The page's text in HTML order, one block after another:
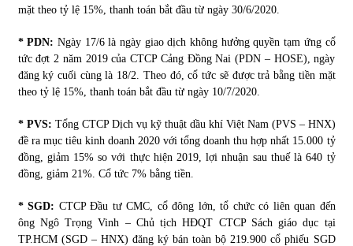
mặt theo tỷ lệ 15%, thanh toán bắt đầu từ ngày 30/6/2020.
* PDN: Ngày 17/6 là ngày giao dịch không hưởng quyền tạm ứng cổ
tức đợt 2 năm 2019 của CTCP Cảng Đồng Nai (PDN – HOSE), ngày
đăng ký cuối cùng là 18/2. Theo đó, cổ tức sẽ được trả bằng tiền mặt
theo tỷ lệ 15%, thanh toán bắt đầu từ ngày 10/7/2020.
* PVS: Tổng CTCP Dịch vụ kỹ thuật dầu khí Việt Nam (PVS – HNX)
đề ra mục tiêu kinh doanh 2020 với tổng doanh thu hợp nhất 15.000 tỷ
đồng, giảm 15% so với thực hiện 2019, lợi nhuận sau thuế là 640 tỷ
đồng, giảm 21%. Cổ tức 7% bằng tiền.
* SGD: CTCP Đầu tư CMC, cổ đông lớn, tổ chức có liên quan đến
ông Ngô Trọng Vinh – Chủ tịch HĐQT CTCP Sách giáo dục tại
TP.HCM (SGD – HNX) đăng ký bán toàn bộ 219.900 cổ phiếu SGD